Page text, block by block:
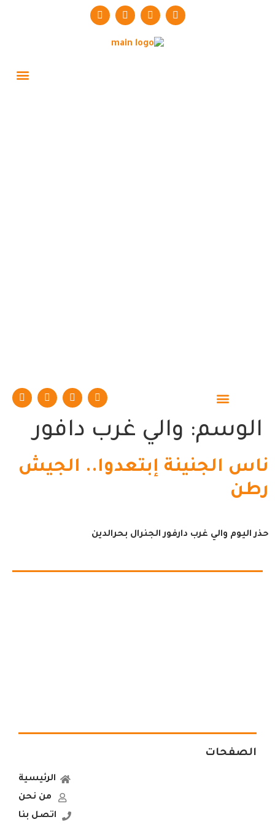
الوسم: والي غرب دافور
ناس الجنينة إبتعدوا.. الجيش
رطن
حذر اليوم والي غرب دارفور الجنرال بحرالدين
الصفحات
الرئيسية
من نحن
اتصل بنا